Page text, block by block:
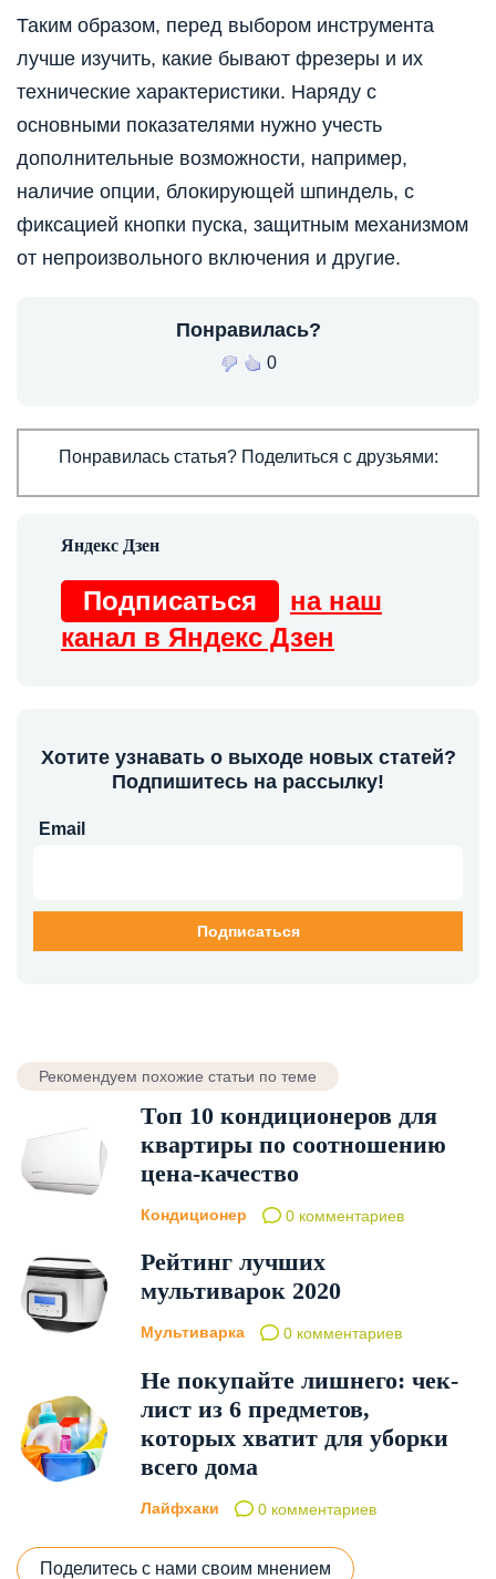
Таким образом, перед выбором инструмента
лучше изучить, какие бывают фрезеры и их
технические характеристики. Наряду с
основными показателями нужно учесть
дополнительные возможности, например,
наличие опции, блокирующей шпиндель, с
фиксацией кнопки пуска, защитным механизмом
от непроизвольного включения и другие.
Понравилась?
0
Понравилась статья? Поделиться с друзьями:
Подписаться
на наш
канал в Яндекс Дзен
Хотите узнавать о выходе новых статей?
Подпишитесь на рассылку!
Email
Рекомендуем похожие статьи по теме
Топ 10 кондиционеров для
квартиры по соотношению
цена-качество
Кондиционер 0 комментариев
Рейтинг лучших
мультиварок 2020
Мультиварка 0 комментариев
Не покупайте лишнего: чек-
лист из 6 предметов,
которых хватит для уборки
всего дома
Лайфхаки 0 комментариев
Поделитесь с нами своим мнением